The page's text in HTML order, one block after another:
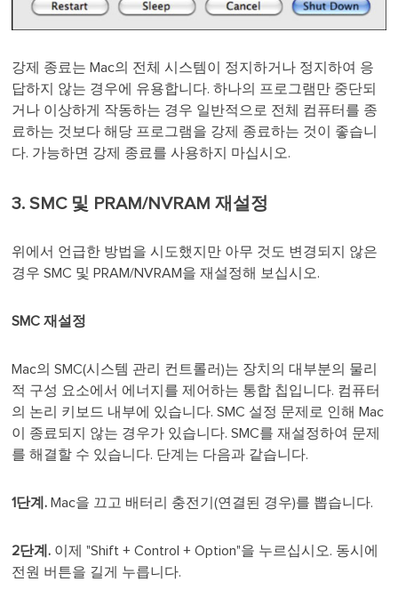
강제 종료는 Mac의 전체 시스템이 정지하거나 정지하여 응
답하지 않는 경우에 유용합니다. 하나의 프로그램만 중단되
거나 이상하게 작동하는 경우 일반적으로 전체 컴퓨터를 종
료하는 것보다 해당 프로그램을 강제 종료하는 것이 좋습니
다. 가능하면 강제 종료를 사용하지 마십시오.
3. SMC 및 PRAM/NVRAM 재설정
위에서 언급한 방법을 시도했지만 아무 것도 변경되지 않은
경우 SMC 및 PRAM/NVRAM을 재설정해 보십시오.
SMC 재설정
Mac의 SMC(시스템 관리 컨트롤러)는 장치의 대부분의 물리
적 구성 요소에서 에너지를 제어하는 통합 칩입니다. 컴퓨터
의 논리 키보드 내부에 있습니다. SMC 설정 문제로 인해 Mac
이 종료되지 않는 경우가 있습니다. SMC를 재설정하여 문제
를 해결할 수 있습니다. 단계는 다음과 같습니다.
1단계. Mac을 끄고 배터리 충전기(연결된 경우)를 뽑습니다.
2단계. 이제 "Shift + Control + Option"을 누르십시오. 동시에
전원 버튼을 길게 누릅니다.